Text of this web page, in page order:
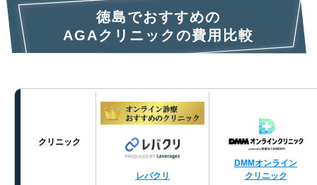
徳島でおすすめの
AGAクリニックの費用比較
クリニック
レバクリ
DMMオンライン
クリニック